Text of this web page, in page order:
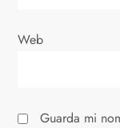
d
Web
Guarda mi